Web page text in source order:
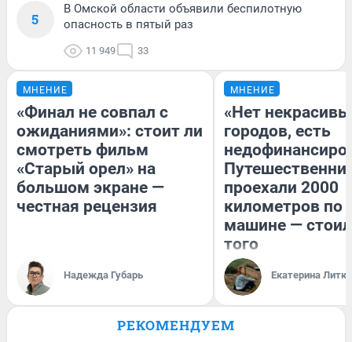
5
В Омской области объявили беспилотную
опасность в пятый раз
11 949 33
МНЕНИЕ
«Финал не совпал с
ожиданиями»: стоит ли
смотреть фильм
«Старый орел» на
большом экране —
честная рецензия
Надежда Губарь
МНЕНИЕ
«Нет
городов, есть
проехали 2000
километров по
машине —
того
Екатерина
РЕКОМЕНДУЕМ